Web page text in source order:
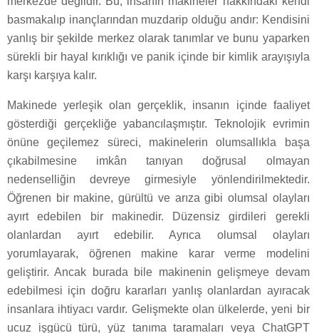
basmakalıp inançlarından muzdarip olduğu andır: Kendisini
yanlış bir şekilde merkez olarak tanımlar ve bunu yaparken
sürekli bir hayal kırıklığı ve panik içinde bir kimlik arayışıyla
karşı karşıya kalır.
Makinede yerleşik olan gerçeklik, insanın içinde faaliyet
gösterdiği gerçekliğe yabancılaşmıştır. Teknolojik evrimin
önüne geçilemez süreci, makinelerin olumsallıkla başa
çıkabilmesine imkân tanıyan doğrusal olmayan
nedenselliğin devreye girmesiyle yönlendirilmektedir.
Öğrenen bir makine, gürültü ve arıza gibi olumsal olayları
ayırt edebilen bir makinedir. Düzensiz girdileri gerekli
olanlardan ayırt edebilir. Ayrıca olumsal olayları
yorumlayarak, öğrenen makine karar verme modelini
geliştirir. Ancak burada bile makinenin gelişmeye devam
edebilmesi için doğru kararları yanlış olanlardan ayıracak
insanlara ihtiyacı vardır. Gelişmekte olan ülkelerde, yeni bir
ucuz işgücü türü, yüz tanıma taramaları veya ChatGPT